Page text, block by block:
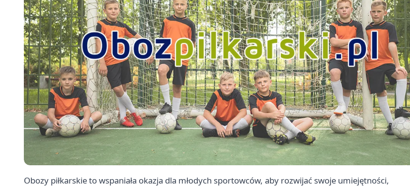
Obozy piłkarskie to wspaniała okazja dla młodych sportowców, aby rozwijać swoje umiejętności,